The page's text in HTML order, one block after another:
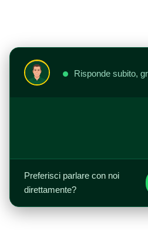
Risponde subito,
Preferisci parlare con noi
direttamente?